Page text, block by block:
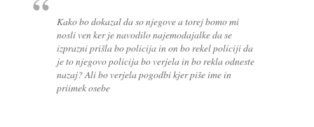
Kako bo dokazal da so njegove a torej bomo mi
nosli ven ker je navodilo najemodajalke da se
izprazni prišla bo policija in on bo rekel policiji da
je to njegovo policija bo verjela in bo rekla odneste
nazaj? Ali bo verjela pogodbi kjer piše ime in
priimek osebe